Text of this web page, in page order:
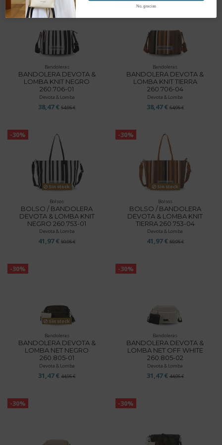
Bandoleras
BANDOLERA DEVOTA &
LOMBA KNIT NEGRO
260.706-01
Devota & Lomba
38,47 €54,95 €
Bandoleras
BANDOLERA DEVOTA &
LOMBA KNIT TIERRA
260.706-04
Devota & Lomba
38,47 € 54,95 €
-30%
Sin stock
Bolsos
BOLSO / BANDOLERA
DEVOTA & LOMBA KNIT
NEGRO 260.753-01
Devota & Lomba
41,97 €59,95 €
-30%
Sin stock
Bolsos
BOLSO / BANDOLERA
DEVOTA & LOMBA KNIT
TIERRA 260.753-04
Devota & Lomba
41,97 € 59,95 €
-30%
Sin stock
Bandoleras
BANDOLERA DEVOTA &
LOMBA NET NEGRO
260.805-01
Devota & Lomba
31,47 €44,95 €
-30%
Bandoleras
BANDOLERA DEVOTA &
LOMBA NET OFF WHITE
260.805-02
Devota & Lomba
31,47 € 44,95 €
-30% -30%
No, gracias